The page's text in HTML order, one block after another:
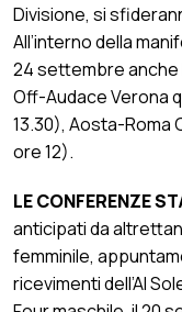
Divisione, si
All’interno della
24 settembre anche
Off-Audace Verona
13.30), Aosta-Roma
ore 12).
LE CONFERENZE
anticipati da
femminile,
ricevimenti dell’Al